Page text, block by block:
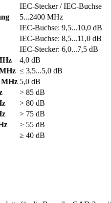
IEC-Stecker / IEC-Buchse
5...2400 MHz
IEC-Buchse: 9,5...10,0 dB
IEC-Buchse: 8,5...11,0 dB
IEC-Stecker: 6,0...7,5 dB
4,0 dB
≤ 3,5...5,0 dB
MHz 5,0 dB
> 85 dB
> 80 dB
> 75 dB
> 55 dB
≥ 40 dB